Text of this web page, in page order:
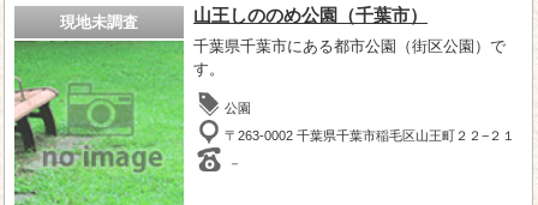
現地未調査 山王しののめ公園（千葉市）
千葉県千葉市にある都市公園（街区公園）で
す。
公園
〒263-0002 千葉県千葉市稲毛区山王町２２−２１
－